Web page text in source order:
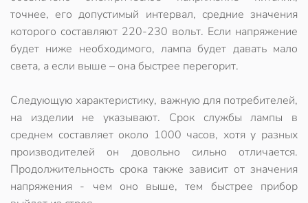
точнее, его допустимый интервал, средние значения
которого составляют 220-230 вольт. Если напряжение
будет ниже необходимого, лампа будет давать мало
света, а если выше – она быстрее перегорит.
Следующую характеристику, важную для потребителей,
на изделии не указывают. Срок службы лампы в
среднем составляет около 1000 часов, хотя у разных
производителей он довольно сильно отличается.
Продолжительность срока также зависит от значения
напряжения - чем оно выше, тем быстрее прибор